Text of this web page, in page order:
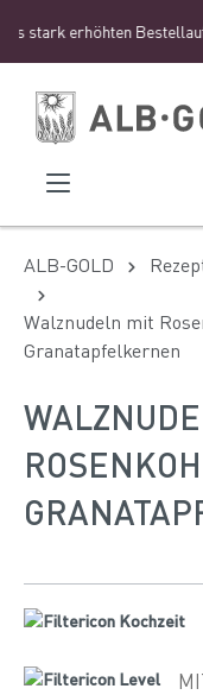
erhöhten
ALB-GOLD
Walznudeln mit
Granatapfelkernen